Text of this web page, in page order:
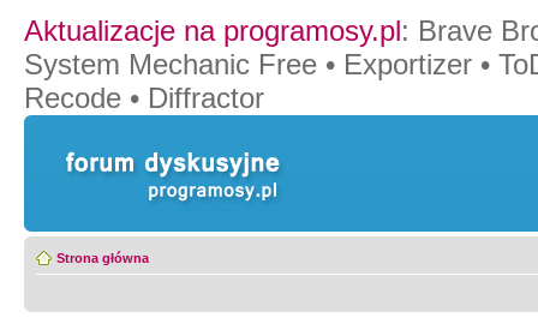
Aktualizacje na programosy.pl: Brave
System Mechanic Free • Exportizer •
Recode • Diffractor
Strona główna